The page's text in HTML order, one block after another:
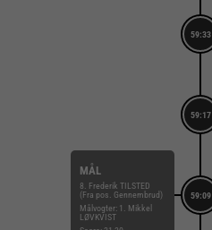
59:33
59:17
59:09
MÅL
8. Frederik TILSTED
(Fra pos. Gennembrud)
Målvogter: 1. Mikkel
LØVKVIST